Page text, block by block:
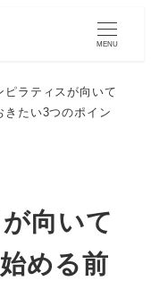
MENU
ピラティスが向いて
きたい3つのポイン
向いて
める前